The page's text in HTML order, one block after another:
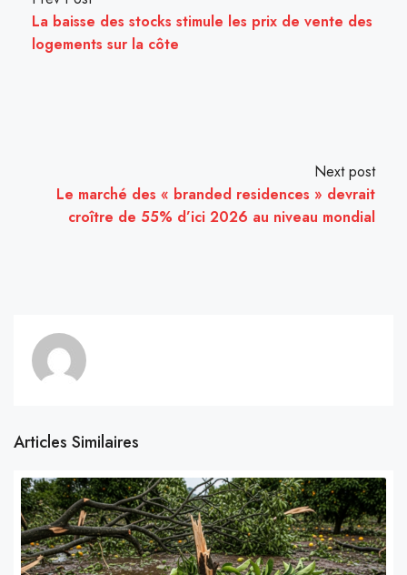
La baisse des stocks stimule les prix de vente des
logements sur la côte
Next post
Le marché des « branded residences » devrait
croître de 55% d’ici 2026 au niveau mondial
Articles Similaires